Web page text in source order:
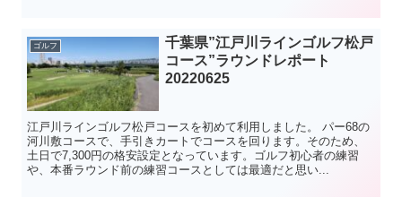
ゴルフ
千葉県”江戸川ラインゴルフ松戸
コース”ラウンドレポート
20220625
江戸川ラインゴルフ松戸コースを初めて利用しました。 パー68の
河川敷コースで、手引きカートでコースを回ります。そのため、
土日で7,300円の格安設定となっています。ゴルフ初心者の練習
や、本番ラウンド前の練習コースとしては最適だと思い...